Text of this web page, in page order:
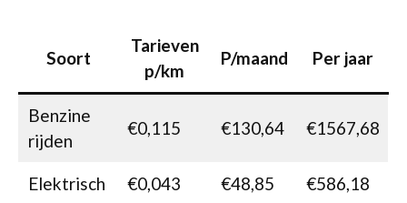
Soort
Tarieven
p/km
P/maand Per jaar
Benzine
rijden
€0,115 €130,64 €1567,68
Elektrisch €0,043 €48,85 €586,18